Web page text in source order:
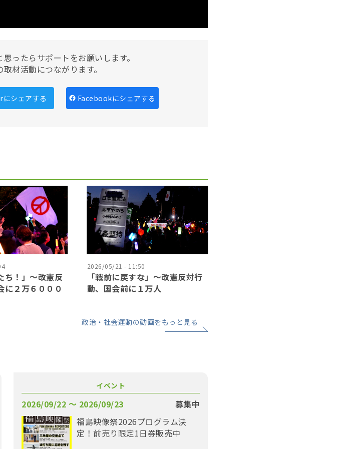
ったらサポートをお願いします。
材活動につながります。
シェアする Facebookにシェアする
ち！」〜改憲反
に２万６０００
2026/05/21 - 11:50
「戦前に戻すな」〜改憲反対行
動、国会前に１万人
政治・社会運動の動画をもっと見る
イベント
2026/09/22 〜 2026/09/23
募集中
福島映像祭2026プログラム決
定！前売り限定1日券販売中